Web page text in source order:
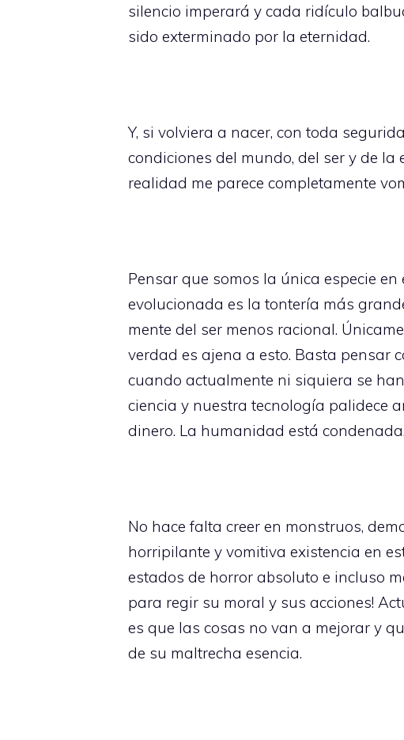
silencio imperará y cada ridículo
sido exterminado por la eternidad.
Y, si volviera a nacer, con toda
condiciones del mundo, del ser y de la
realidad me parece completamente
Pensar que somos la única especie
evolucionada es la tontería más
mente del ser menos racional.
verdad es ajena a esto. Basta pensar
cuando actualmente ni siquiera se
ciencia y nuestra tecnología palidece
dinero. La humanidad está
No hace falta creer en monstruos,
horripilante y vomitiva existencia en
estados de horror absoluto e incluso
para regir su moral y sus acciones!
es que las cosas no van a mejorar y
de su maltrecha esencia.